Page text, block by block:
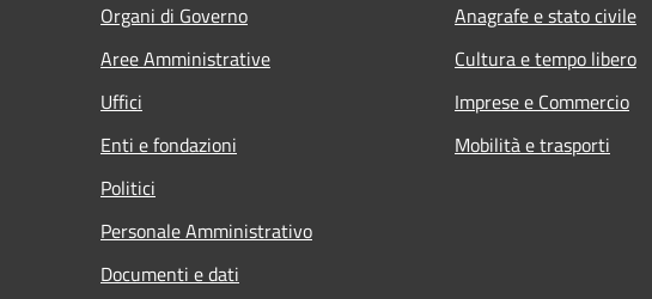
Organi di Governo
Aree Amministrative
Uffici
Enti e fondazioni
Politici
Personale Amministrativo
Documenti e dati
Anagrafe e stato civile
Cultura e tempo libero
Imprese e Commercio
Mobilità e trasporti